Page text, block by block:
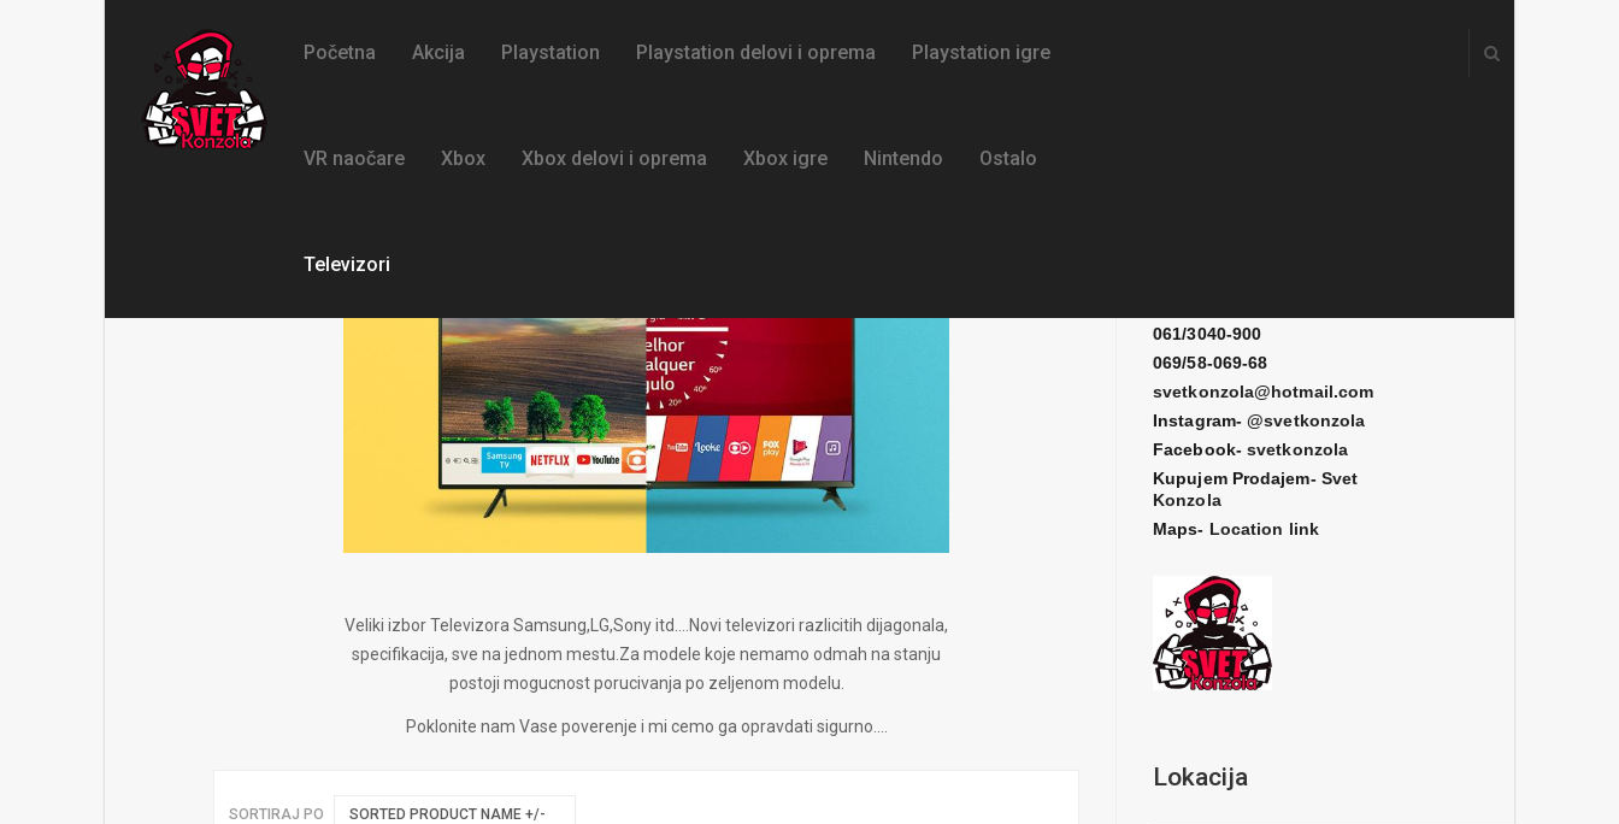
Početna Akcija Playstation Playstation delovi i oprema Playstation igre
VR naočare Xbox Xbox delovi i oprema Xbox igre Nintendo Ostalo
Televizori
Veliki izbor Televizora Samsung,LG,Sony itd....Novi televizori razlicitih dijagonala,
specifikacija, sve na jednom mestu.Za modele koje nemamo odmah na stanju
postoji mogucnost porucivanja po zeljenom modelu.
Poklonite nam Vase poverenje i mi cemo ga opravdati sigurno....
SORTIRAJ PO
SORTED PRODUCT NAME +/-
061/3040-900
069/58-069-68
svetkonzola@hotmail.com
Instagram-@svetkonzola
Facebook- svetkonzola
Kupujem Prodajem- Svet
Konzola
Maps- Location link
Lokacija